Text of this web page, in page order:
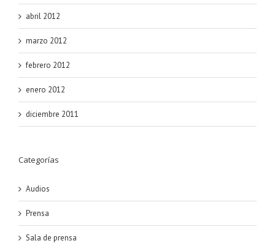
abril 2012
marzo 2012
febrero 2012
enero 2012
diciembre 2011
Categorías
Audios
Prensa
Sala de prensa